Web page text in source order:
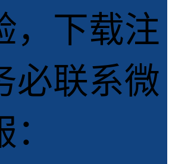
，下载注
必联系微